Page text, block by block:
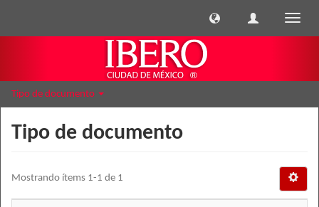
Tipo de documento
Tipo de documento
Mostrando ítems 1-1 de 1